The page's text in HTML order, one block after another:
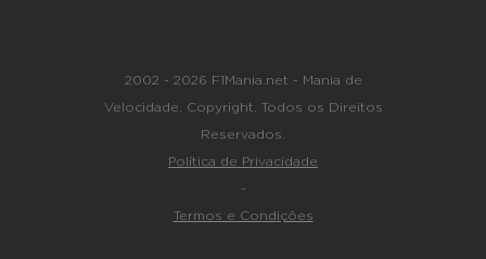
2002 - 2026 F1Mania.net - Mania de
Velocidade. Copyright. Todos os Direitos
Reservados.
Política de Privacidade
-
Termos e Condições